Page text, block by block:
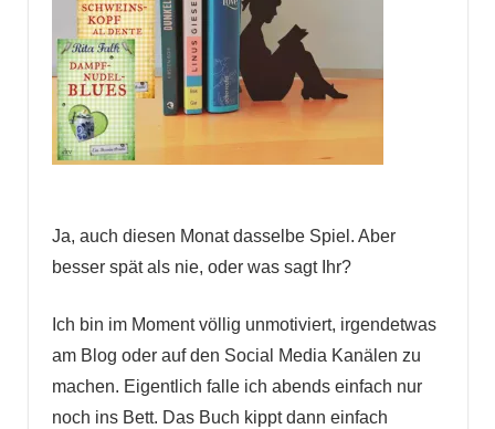
Ja, auch diesen Monat dasselbe Spiel. Aber
besser spät als nie, oder was sagt Ihr?
Ich bin im Moment völlig unmotiviert, irgendetwas
am Blog oder auf den Social Media Kanälen zu
machen. Eigentlich falle ich abends einfach nur
noch ins Bett. Das Buch kippt dann einfach